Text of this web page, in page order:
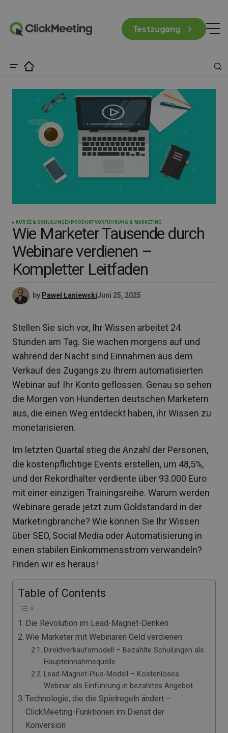
Testzugang
KURSE & SCHULUNGEN PRODUKTVORFÜHRUNG & MARKETING
Wie Marketer Tausende durch
Webinare verdienen –
Kompletter Leitfaden
by Paweł ŁaniewskiJuni 25, 2025
Stellen Sie sich vor, Ihr Wissen arbeitet 24
Stunden am Tag. Sie wachen morgens auf und
während der Nacht sind Einnahmen aus dem
Verkauf des Zugangs zu Ihrem automatisierten
Webinar auf Ihr Konto geflossen. Genau so sehen
die Morgen von Hunderten deutschen Marketern
aus, die einen Weg entdeckt haben, ihr Wissen zu
monetarisieren.
Im letzten Quartal stieg die Anzahl der Personen,
die kostenpflichtige Events erstellen, um 48,5%,
und der Rekordhalter verdiente über 93.000 Euro
mit einer einzigen Trainingsreihe. Warum werden
Webinare gerade jetzt zum Goldstandard in der
Marketingbranche? Wie können Sie Ihr Wissen
über SEO, Social Media oder Automatisierung in
einen stabilen Einkommensstrom verwandeln?
Finden wir es heraus!
Table of Contents
Die Revolution im Lead-Magnet-Denken
Wie Marketer mit Webinaren Geld verdienen
Direktverkaufsmodell – Bezahlte Schulungen als
Haupteinnahmequelle
Lead-Magnet-Plus-Modell – Kostenloses
Webinar als Einführung in bezahltes Angebot
Technologie, die die Spielregeln ändert –
ClickMeeting-Funktionen im Dienst der
Konversion